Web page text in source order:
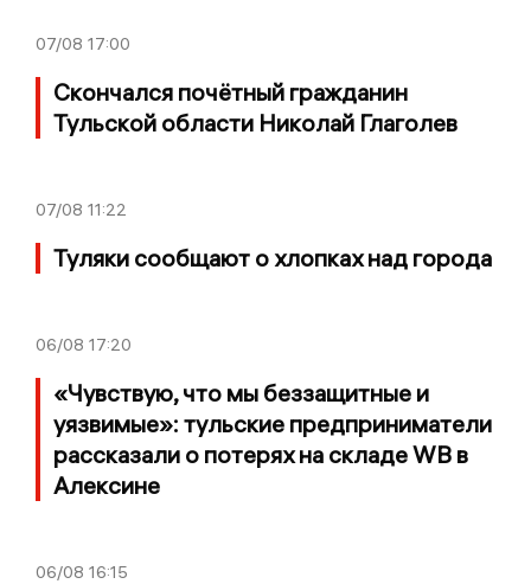
07/08 17:00
Скончался почётный гражданин
Тульской области Николай Глаголев
07/08 11:22
Туляки сообщают о хлопках над города
06/08 17:20
«Чувствую, что мы беззащитные и
уязвимые»: тульские предприниматели
рассказали о потерях на складе WB в
Алексине
06/08 16:15